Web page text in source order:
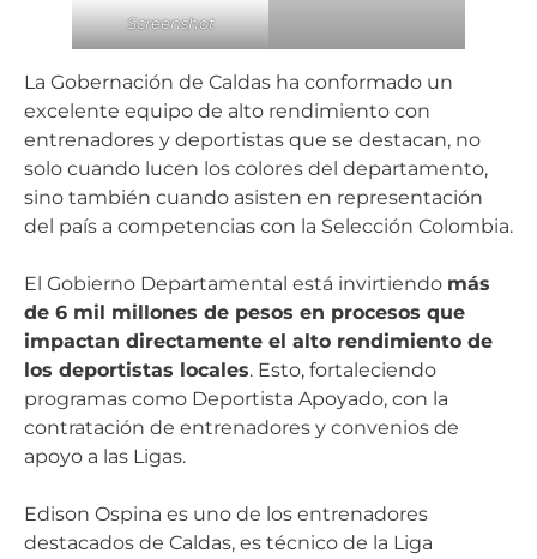
Screenshot
La Gobernación de Caldas ha conformado un
excelente equipo de alto rendimiento con
entrenadores y deportistas que se destacan, no
solo cuando lucen los colores del departamento,
sino también cuando asisten en representación
del país a competencias con la Selección Colombia.
El Gobierno Departamental está invirtiendo más
de 6 mil millones de pesos en procesos que
impactan directamente el alto rendimiento de
los deportistas locales. Esto, fortaleciendo
programas como Deportista Apoyado, con la
contratación de entrenadores y convenios de
apoyo a las Ligas.
Edison Ospina es uno de los entrenadores
destacados de Caldas, es técnico de la Liga